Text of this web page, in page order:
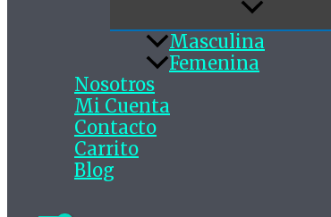
Masculina
Femenina
Nosotros
Mi Cuenta
Contacto
Carrito
Blog